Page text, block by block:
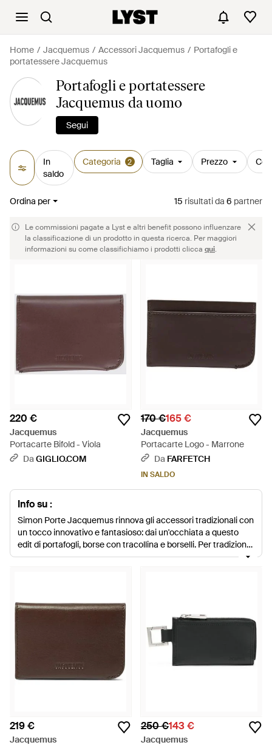
Home Jacquemus Accessori Jacquemus
Portafogli e
portatessere Jacquemus
Portafogli e portatessere
Jacquemus da uomo
Segui
In
saldo
Categoria 2 Taglia Prezzo
Ordina per 15 risultatida 6 partner
Le commissioni pagate a Lyst e altri benefit possono influenzare
la classificazione di un prodotto in questa ricerca. Per maggiori
informazioni su come classifichiamo i prodotti clicca qui.
220 €
Jacquemus
Portacarte Bifold - Viola
DaGIGLIO.COM
170 €165 €
Jacquemus
Portacarte Logo - Marrone
Da FARFETCH
IN SALDO
Info su :
Simon Porte Jacquemus rinnova gli accessori tradizionali con
un tocco innovativo e fantasioso: dai un'occhiata a questo
edit di portafogli, borse con tracollina e borselli. Per tradizione,
questi accessori sono confezionati in pelle e in pelle
piena vista.
219 €
Jacquemus
250 €143 €
Jacquemus